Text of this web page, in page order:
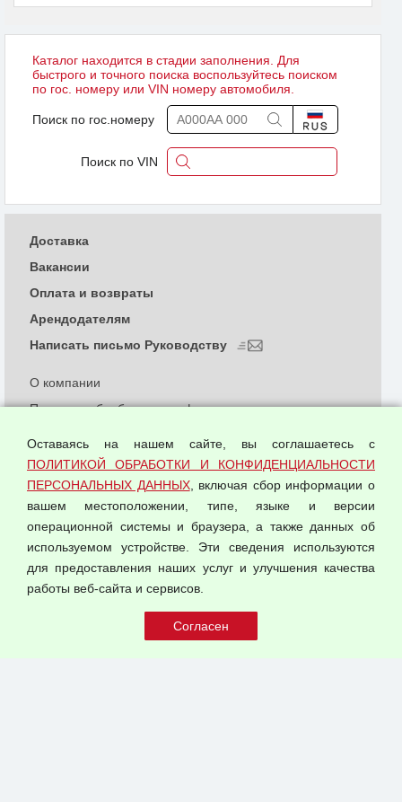
Каталог находится в стадии заполнения. Для
быстрого и точного поиска воспользуйтесь поиском
по гос. номеру или VIN номеру автомобиля.
Поиск по гос.номеру
Поиск по VIN
© 2026 ООО "Феникс"
О компании
Политика обработки и конфиденциальности
Согласием на обработку персональных данных
Оферта оптовой купли-продажи
Публичная оферта
Доставка
Вакансии
Оплата и возвраты
Арендодателям
Написать письмо Руководству
Оставаясь на нашем сайте, вы соглашаетесь с
ПОЛИТИКОЙ ОБРАБОТКИ И КОНФИДЕНЦИАЛЬНОСТИ
ПЕРСОНАЛЬНЫХ ДАННЫХ, включая сбор информации о
вашем местоположении, типе, языке и версии
операционной системы и браузера, а также данных об
используемом устройстве. Эти сведения используются
для предоставления наших услуг и улучшения качества
работы веб-сайта и сервисов.